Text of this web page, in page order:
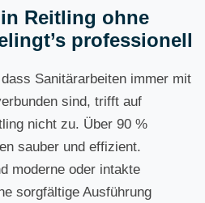
Reitling ohne
professionell
Sanitärarbeiten immer mit
sind, trifft auf
nicht zu. Über 90 %
sauber und effizient.
moderne oder intakte
sorgfältige Ausführung